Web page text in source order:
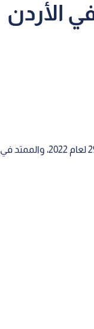
الأردن
سجلت في الأردن 4 وفيات و4763 إصابة بفيروس كورونا، وذلك في الأسبوع الوبائي رقم 29 لعام 2022، والممتد في